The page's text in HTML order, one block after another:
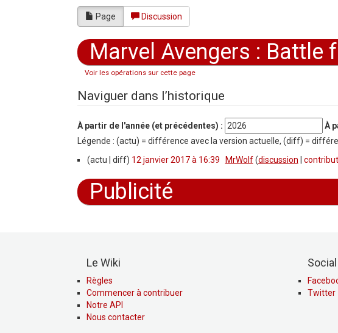
Page Discussion
Marvel Avengers : Battle
Voir les opérations sur cette page
Naviguer dans l’historique
À partir de l'année (et précédentes) :
À
Légende : (actu) = différence avec la version actuelle, (diff) =
(actu | diff) 12 janvier 2017 à 16:39 MrWolf (discussion
Publicité
Le Wiki
Règles
Commencer à contribuer
Notre API
Nous contacter
Social
Twitter